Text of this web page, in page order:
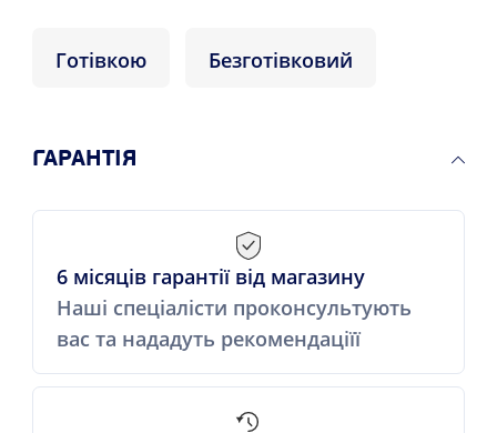
Готівкою Безготівковий
ГАРАНТІЯ
6 місяців гарантії від магазину
Наші спеціалісти проконсультують
вас та нададуть рекомендаціїї